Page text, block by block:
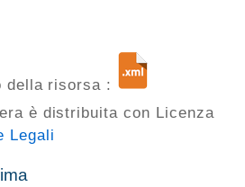
della risorsa :
è distribuita con Licenza
Legali